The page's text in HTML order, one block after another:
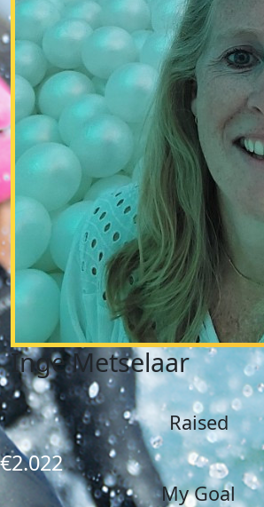
Inge Metselaar
Raised
€2.022
My Goal